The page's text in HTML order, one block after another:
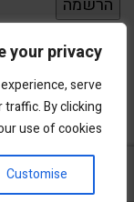
your privacy
serve
By clicking
use of cookies.
Customise